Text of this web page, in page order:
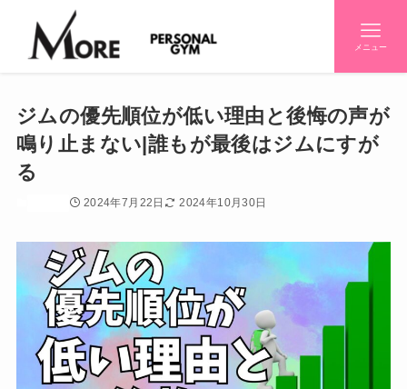
メニュー
ジムの優先順位が低い理由と後悔の声が
鳴り止まない|誰もが最後はジムにすが
る
2024年7月22日 2024年10月30日